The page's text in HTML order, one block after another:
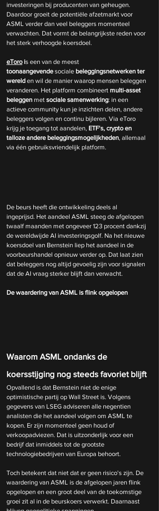
investeringen bij producenten van geheugen.
Daardoor groeit de potentiële afzetmarkt voor
ASML verder dan veel beleggers momenteel
verwachten. Dat vormt de belangrijkste reden voor
het sterk verhoogde koersdoel.
eToro is een van de meest
toonaangevende sociale beleggingsnetwerken ter
wereld en wil de manier waarop mensen beleggen
veranderen. Het platform combineert multi-asset
beleggen met sociale samenwerking: in een
actieve community kun je inzichten delen, andere
beleggers volgen en continu bijleren. Via eToro
krijg je toegang tot aandelen, ETF's, crypto en
talloze andere beleggingsmogelijkheden, allemaal
via één gebruiksvriendelijk platform.
De beurs heeft die ontwikkeling deels al
ingeprijsd. Het aandeel ASML steeg de afgelopen
twaalf maanden met ongeveer 123 procent dankzij
de wereldwijde AI investeringsgolf. Na het nieuwe
koersdoel van Bernstein liep het aandeel in de
voorbeurshandel opnieuw verder op. Dat laat zien
dat beleggers nog altijd gevoelig zijn voor signalen
dat de AI vraag sterker blijft dan verwacht.
De waardering van ASML is flink opgelopen
Waarom ASML ondanks de
koersstijging nog steeds favoriet blijft
Opvallend is dat Bernstein niet de enige
optimistische partij op Wall Street is. Volgens
gegevens van LSEG adviseren alle negentien
analisten die het aandeel volgen om ASML te
kopen. Er zijn momenteel geen houd of
verkoopadviezen. Dat is uitzonderlijk voor een
bedrijf dat inmiddels tot de grootste
technologiebedrijven van Europa behoort.
Toch betekent dat niet dat er geen risico's zijn. De
waardering van ASML is de afgelopen jaren flink
opgelopen en een groot deel van de toekomstige
groei zit al in de beurskoers verwerkt. Daarnaast